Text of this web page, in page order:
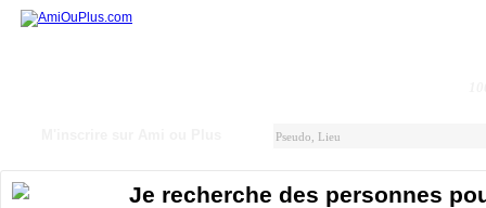
Je recherche des personnes